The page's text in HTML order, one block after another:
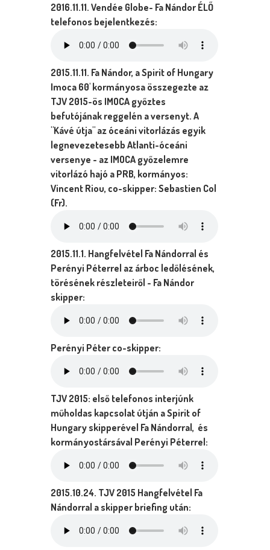
2016.11.11. Vendée Globe- Fa Nándor ÉLŐ
telefonos bejelentkezés:
2015.11.11. Fa Nándor, a Spirit of Hungary
Imoca 60' kormányosa összegezte az
TJV 2015-ös IMOCA győztes
befutójának reggelén a versenyt. A
"Kávé útja" az óceáni vitorlázás egyik
legnevezetesebb Atlanti-óceáni
versenye - az IMOCA győzelemre
vitorlázó hajó a PRB, kormányos:
Vincent Riou, co-skipper: Sebastien Col
(Fr).
2015.11.1. Hangfelvétel Fa Nándorral és
Perényi Péterrel az árboc ledőlésének,
törésének részleteiről - Fa Nándor
skipper:
Perényi Péter co-skipper:
TJV 2015: első telefonos interjúnk
műholdas kapcsolat útján a Spirit of
Hungary skipperével Fa Nándorral, és
kormányostársával Perényi Péterrel:
2015.10.24. TJV 2015 Hangfelvétel Fa
Nándorral a skipper briefing után: